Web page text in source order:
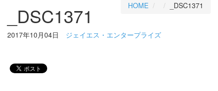
_DSC1371 HOME _DSC1371
2017年10月04日 ジェイエス・エンタープライズ